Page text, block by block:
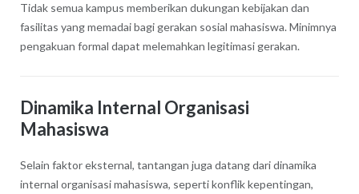
Tidak semua kampus memberikan dukungan kebijakan dan
fasilitas yang memadai bagi gerakan sosial mahasiswa. Minimnya
pengakuan formal dapat melemahkan legitimasi gerakan.
Dinamika Internal Organisasi
Mahasiswa
Selain faktor eksternal, tantangan juga datang dari dinamika
internal organisasi mahasiswa, seperti konflik kepentingan,